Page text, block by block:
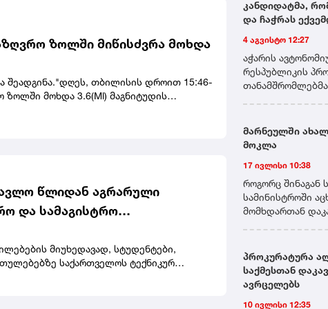
ზოლში მიწისძვრა მოხდა
შეადგინა."დღეს, თბილისის დროით 15:46-
მოხდა 3.6(Ml) მაგნიტუდის
წლიდან აგრარული
და სამაგისტრო
მთლიანად გადადის
მიუხედავად, სტუდენტები,
საქართველოს ტექნიკურ
კანდიდატმა,
და ჩაჭრას
პროკურატურამ
მიცემის ფაქტზე
4 აგვისტო 12:27
აჭარის
რესპუბლიკის
შედეგად,ქრთამის
პირი
საქართველოს
სამართლის
მუხლის მე-2
წარედგინება,
ღონისძიების
შუამდგომლობით
სასამართლოს
მარნეულში
მოკლა
17 ივლისი 10:38
როგორც შინაგან
სამინისტროში
მომხდართან
მუხლით
განზრახ
გულისხმობს.
პროკურატურა
საქმესთან
ავრცელებს
10 ივლისი 12:35